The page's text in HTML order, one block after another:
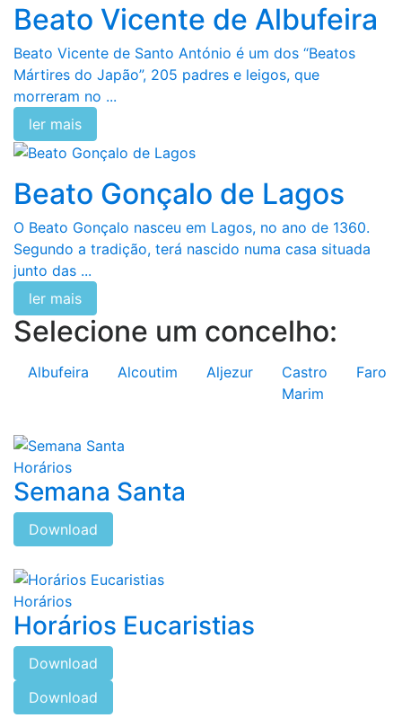
Beato Vicente de Albufeira
Beato Vicente de Santo António é um dos “Beatos
Mártires do Japão”, 205 padres e leigos, que
morreram no ...
ler mais
Beato Gonçalo de Lagos
O Beato Gonçalo nasceu em Lagos, no ano de 1360.
Segundo a tradição, terá nascido numa casa situada
junto das ...
ler mais
Selecione um concelho:
Albufeira Alcoutim Aljezur
Castro
Marim
Faro
Horários
Semana Santa
Download
Horários
Horários Eucaristias
Download
Download